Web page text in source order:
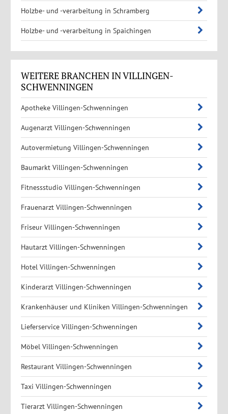
Holzbe- und -verarbeitung in Schramberg
Holzbe- und -verarbeitung in Spaichingen
WEITERE BRANCHEN IN VILLINGEN-
SCHWENNINGEN
Apotheke Villingen-Schwenningen
Augenarzt Villingen-Schwenningen
Autovermietung Villingen-Schwenningen
Baumarkt Villingen-Schwenningen
Fitnessstudio Villingen-Schwenningen
Frauenarzt Villingen-Schwenningen
Friseur Villingen-Schwenningen
Hautarzt Villingen-Schwenningen
Hotel Villingen-Schwenningen
Kinderarzt Villingen-Schwenningen
Krankenhäuser und Kliniken Villingen-Schwenningen
Lieferservice Villingen-Schwenningen
Möbel Villingen-Schwenningen
Restaurant Villingen-Schwenningen
Taxi Villingen-Schwenningen
Tierarzt Villingen-Schwenningen